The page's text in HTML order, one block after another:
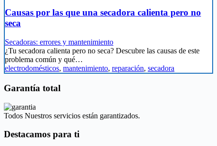
Causas por las que una secadora calienta pero no
seca
Secadoras: errores y mantenimiento
¿Tu secadora calienta pero no seca? Descubre las causas de este
problema común y qué…
electrodomésticos, mantenimiento, reparación, secadora
Garantía total
Todos Nuestros servicios están garantizados.
Destacamos para ti